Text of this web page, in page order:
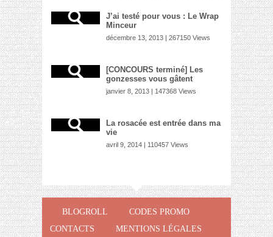
J’ai testé pour vous : Le Wrap
Minceur
décembre 13, 2013 | 267150 Views
[CONCOURS terminé] Les
gonzesses vous gâtent
janvier 8, 2013 | 147368 Views
La rosacée est entrée dans ma
vie
avril 9, 2014 | 110457 Views
BLOGROLL
CODES PROMO
CONTACTS
MENTIONS LÉGALES